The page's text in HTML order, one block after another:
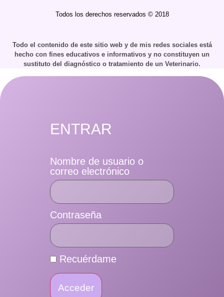
Todos los derechos reservados © 2018
Todo el contenido de este sitio web y de mis redes sociales está
hecho con fines educativos e informativos y no constituyen un
sustituto del diagnóstico o tratamiento de un Veterinario.
ENTRAR
Nombre de usuario o
correo electrónico
Contraseña
Recuérdame
Acceder